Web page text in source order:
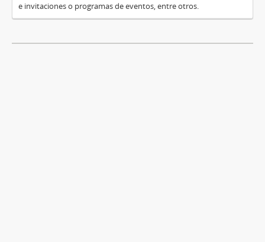
e invitaciones o programas de eventos, entre otros.